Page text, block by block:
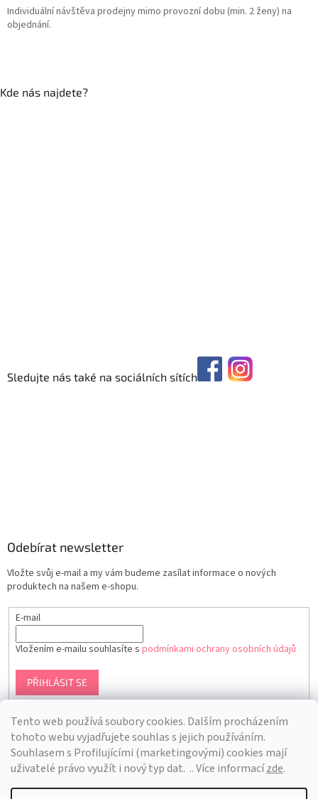
Tento web používá soubory cookies. Dalším procházením
tohoto webu vyjadřujete souhlas s jejich používáním.
Souhlasem s Profilujícími (marketingovými) cookies mají
uživatelé právo využít i nový typ dat. .. Více informacízde.
Individuální návštěva prodejny mimo provozní dobu (min. 2 ženy) na
objednání.
Kde nás najdete?
Sledujte nás také na sociálních sítích
Odebírat newsletter
Vložte svůj e-mail a my vám budeme zasílat informace o nových
produktech na našem e-shopu.
E-mail
Vložením e-mailu souhlasíte s podmínkami ochrany osobních údajů
PŘIHLÁSIT SE